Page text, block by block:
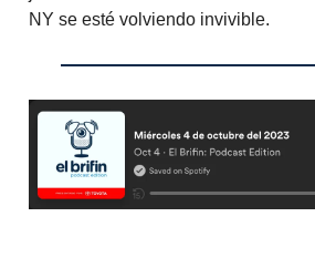
NY se esté volviendo invivible.